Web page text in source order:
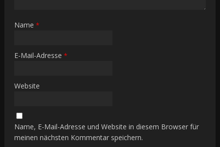
Name*
E-Mail-Adresse*
Website
Name, E-Mail-Adresse und Website in diesem Browser für
meinen nächsten Kommentar speichern.